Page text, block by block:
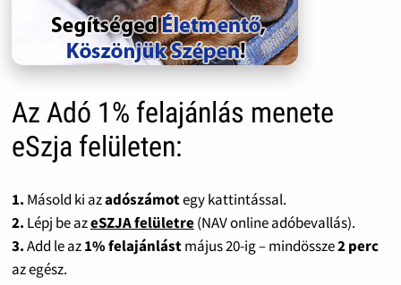
Az Adó 1% felajánlás menete
eSzja felületen:
1. Másold ki azadószámotegy kattintással.
2. Lépj be azeSZJA felületre(NAV online adóbevallás).
3.Add le az1% felajánlástmájus 20-ig – mindössze2 perc
az egész.